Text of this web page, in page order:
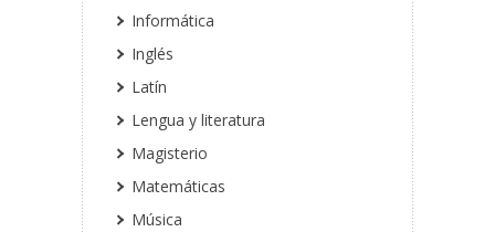
Informática
Inglés
Latín
Lengua y literatura
Magisterio
Matemáticas
Música